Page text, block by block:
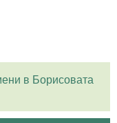
в Борисовата